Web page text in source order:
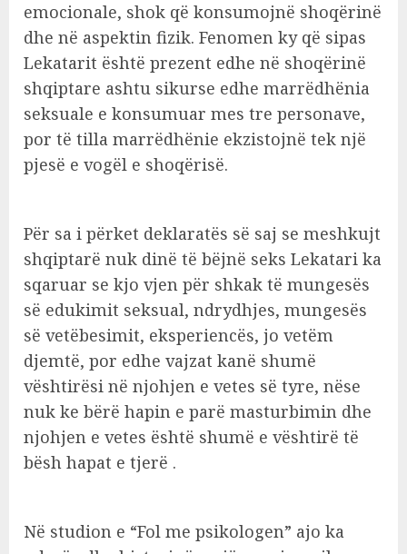
emocionale, shok që konsumojnë shoqërinë
dhe në aspektin fizik. Fenomen ky që sipas
Lekatarit është prezent edhe në shoqërinë
shqiptare ashtu sikurse edhe marrëdhënia
seksuale e konsumuar mes tre personave,
por të tilla marrëdhënie ekzistojnë tek një
pjesë e vogël e shoqërisë.
Për sa i përket deklaratës së saj se meshkujt
shqiptarë nuk dinë të bëjnë seks Lekatari ka
sqaruar se kjo vjen për shkak të mungesës
së edukimit seksual, ndrydhjes, mungesës
së vetëbesimit, eksperiencës, jo vetëm
djemtë, por edhe vajzat kanë shumë
vështirësi në njohjen e vetes së tyre, nëse
nuk ke bërë hapin e parë masturbimin dhe
njohjen e vetes është shumë e vështirë të
bësh hapat e tjerë .
Në studion e “Fol me psikologen” ajo ka